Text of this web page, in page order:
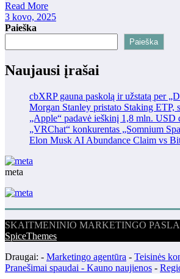
Read More
3 kovo, 2025
Paieška
Paieška
Naujausi įrašai
cbXRP gauna paskolą ir užstatą per
Morgan Stanley pristato Staking ETP,
„Apple“ padavė ieškinį 1,8 mln.
„VRChat“ konkurentas „Somnium
Elon Musk AI Abundance Claim vs
meta
SKAITMENINIO MARKETINGO
SpiceThemes
Draugai: - Marketingo agentūra - Teisinės
Pranešimai spaudai - Kauno naujienos -